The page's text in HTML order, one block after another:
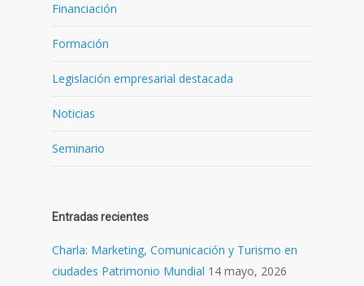
Financiación
Formación
Legislación empresarial destacada
Noticias
Seminario
Entradas recientes
Charla: Marketing, Comunicación y Turismo en
ciudades Patrimonio Mundial 14 mayo, 2026